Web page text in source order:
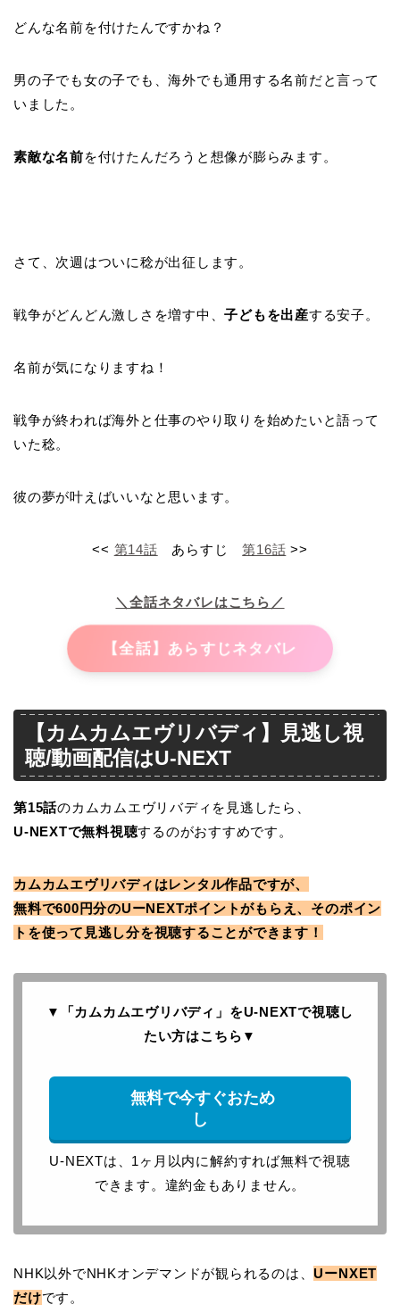
どんな名前を付けたんですかね？
男の子でも女の子でも、海外でも通用する名前だと言って
いました。
素敵な名前を付けたんだろうと想像が膨らみます。
さて、次週はついに稔が出征します。
戦争がどんどん激しさを増す中、子どもを出産する安子。
名前が気になりますね！
戦争が終われば海外と仕事のやり取りを始めたいと語って
いた稔。
彼の夢が叶えばいいなと思います。
<< 第14話 あらすじ第16話 >>
＼全話ネタバレはこちら／
【全話】あらすじネタバレ
【カムカムエヴリバディ】見逃し視
聴/動画配信はU-NEXT
第15話のカムカムエヴリバディを見逃したら、
U-NEXTで無料視聴するのがおすすめです。
カムカムエヴリバディはレンタル作品ですが、
無料で600円分のUーNEXTポイントがもらえ、そのポイン
トを使って見逃し分を視聴することができます！
▼「カムカムエヴリバディ」をU-NEXTで視聴し
たい方はこちら ▼
無料で今すぐおため
し
U-NEXTは、1ヶ月以内に解約すれば無料で視聴
できます。違約金もありません。
NHK以外でNHKオンデマンドが観られるのは、UーNXET
だけです。